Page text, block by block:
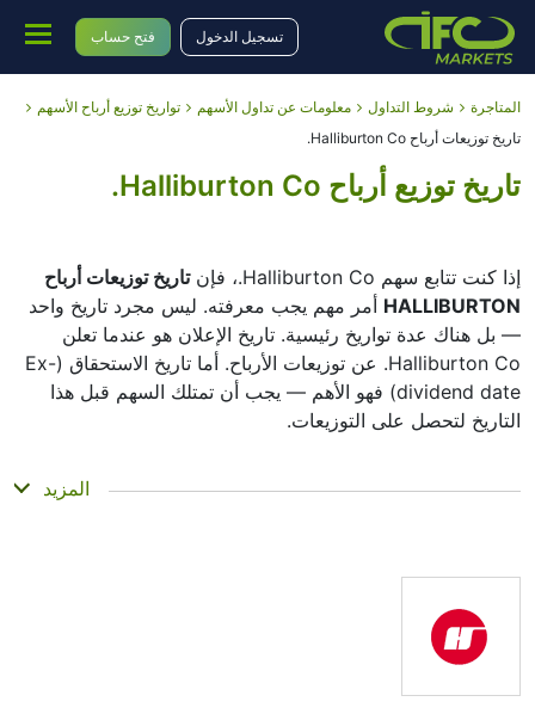
تسجيل الدخول فتح حساب
المتاجرة شروط التداول معلومات عن تداول الأسهم
تواريخ توزيع أرباح الأسهم
تاريخ توزيعات أرباح Halliburton Co.
تاريخ توزيع أرباح Halliburton Co.
إذا كنت تتابع سهم Halliburton Co.، فإن
تاريخ توزيعات أرباح
HALLIBURTON أمر مهم يجب معرفته. ليس مجرد تاريخ واحد
— بل هناك عدة تواريخ رئيسية. تاريخ الإعلان هو عندما تعلن
Halliburton Co. عن توزيعات الأرباح. أما تاريخ الاستحقاق (Ex-
dividend date) فهو الأهم — يجب أن تمتلك السهم قبل هذا
التاريخ لتحصل على التوزيعات.
تاريخ التسجيل هو عندما تتحقق Halliburton Co. من قائمة
يساعد في التخطيط لتحركاتك الاستثمارية.
تاريخ توزيعات أرباح HALLIBURTON
المزيد